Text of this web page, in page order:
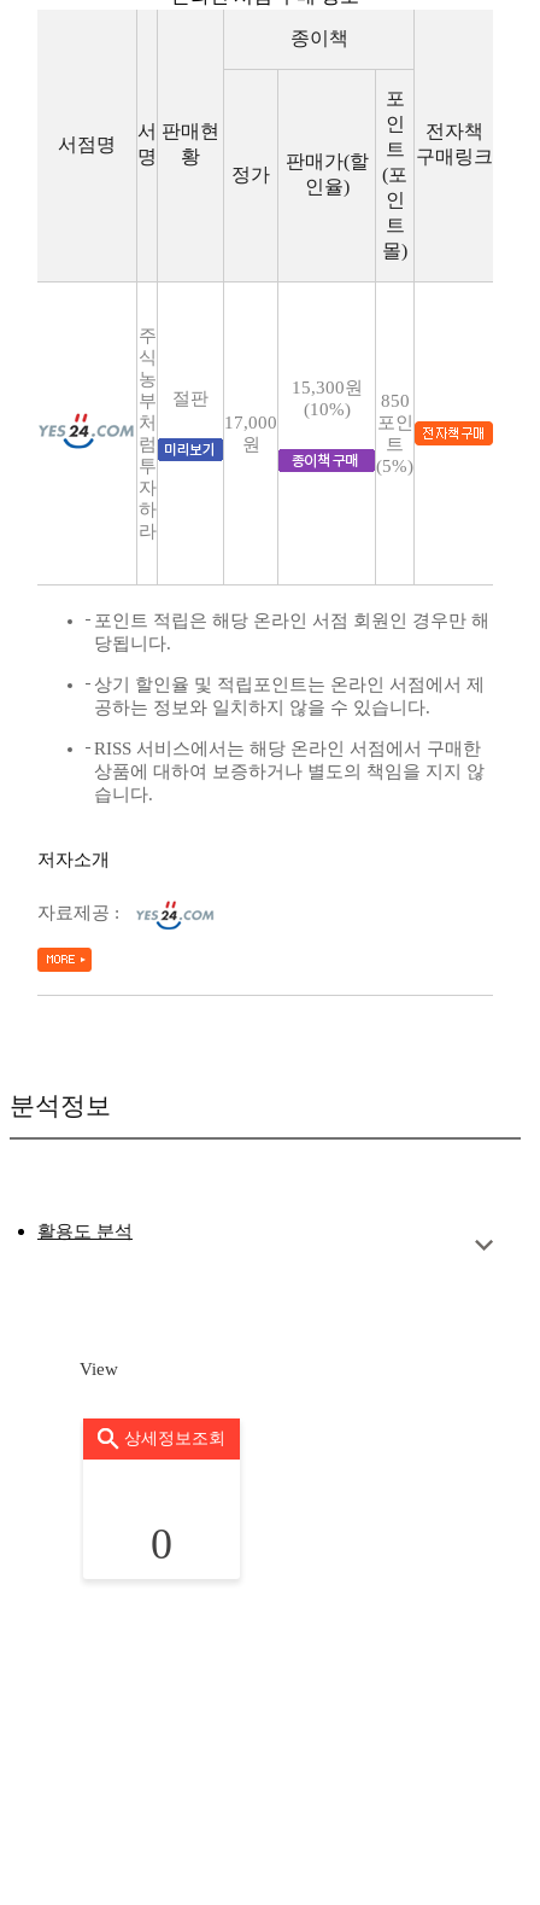
서점명
서
명
판매현
황
종이책
전자책
구매링크
정가
판매가(할
인율)
포
인
트
(포
인
트
몰)
주
식
농
부
처
럼
투
자
하
라
절판
17,000
원
15,300원
(10%)
850
포인
트
(5%)
포인트 적립은 해당 온라인 서점 회원인 경우만 해
당됩니다.
상기 할인율 및 적립포인트는 온라인 서점에서 제
공하는 정보와 일치하지 않을 수 있습니다.
RISS 서비스에서는 해당 온라인 서점에서 구매한
상품에 대하여 보증하거나 별도의 책임을 지지 않
습니다.
저자소개
자료제공 :
분석정보
활용도 분석
View
상세정보조회
0